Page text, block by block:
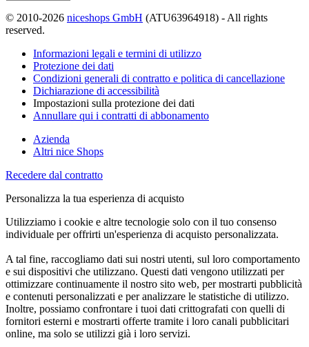
© 2010-2026 niceshops GmbH (ATU63964918) - All rights
reserved.
Informazioni legali e termini di utilizzo
Protezione dei dati
Condizioni generali di contratto e politica di cancellazione
Dichiarazione di accessibilità
Impostazioni sulla protezione dei dati
Annullare qui i contratti di abbonamento
Azienda
Altri nice Shops
Recedere dal contratto
Personalizza la tua esperienza di acquisto
Utilizziamo i cookie e altre tecnologie solo con il tuo consenso
individuale per offrirti un'esperienza di acquisto personalizzata.
A tal fine, raccogliamo dati sui nostri utenti, sul loro comportamento
e sui dispositivi che utilizzano. Questi dati vengono utilizzati per
ottimizzare continuamente il nostro sito web, per mostrarti pubblicità
e contenuti personalizzati e per analizzare le statistiche di utilizzo.
Inoltre, possiamo confrontare i tuoi dati crittografati con quelli di
fornitori esterni e mostrarti offerte tramite i loro canali pubblicitari
online, ma solo se utilizzi già i loro servizi.